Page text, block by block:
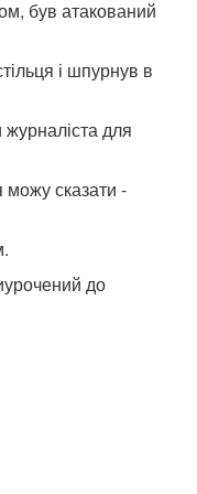
був атакований
і шпурнув в
для
сказати -
до